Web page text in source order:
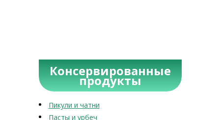
Консервированные
продукты
Пикули и чатни
Пасты и урбеч